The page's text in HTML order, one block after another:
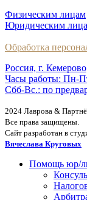
Физическим лицам
Юридическим
Обработка
Россия, г.
Часы работы: Пн-
Сбб-Вс.: по
2024 Лаврова &
Все права защищены.
Сайт разработан в
Вячеслава Круговых
Помощь юр/